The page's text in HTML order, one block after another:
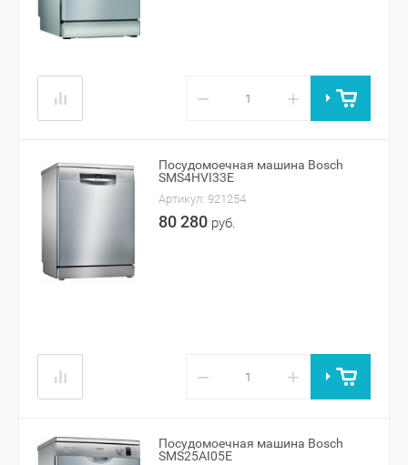
− +
Посудомоечная машина Bosch
SMS4HVI33E
Артикул: 921254
80 280 руб.
− +
Посудомоечная машина Bosch
SMS25AI05E